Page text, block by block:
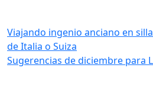
Viajando ingenio anciano en
de Italia o Suiza
Sugerencias de diciembre para